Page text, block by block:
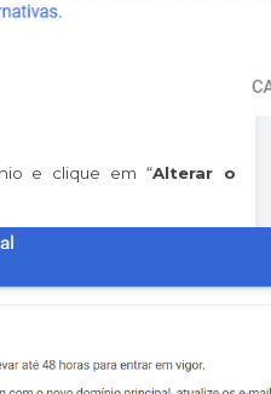
e clique em “Alterar o